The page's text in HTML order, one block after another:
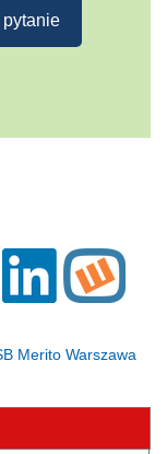
Merito Warszawa